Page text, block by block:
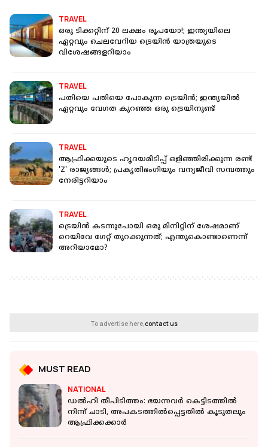
TRAVEL
ഒരു ടിക്കറ്റിന് 20 ലക്ഷം രൂപയോ!; ഇന്ത്യയിലെ
ഏറ്റവും ചെലവേറിയ ട്രെയിന്‍ യാത്രയുടെ
വിശേഷങ്ങളറിയാം
TRAVEL
പതിയെ പതിയെ പോകുന്ന ട്രെയിന്‍; ഇന്ത്യയില്‍
ഏറ്റവും വേഗത കുറഞ്ഞ ഒരു ട്രെയിനുണ്ട്
TRAVEL
ആഫ്രിക്കയുടെ ഹൃദയമിടിപ്പ് ഒളിഞ്ഞിരിക്കുന്ന രണ്ട്
'Z' രാജ്യങ്ങൾ; പ്രകൃതിഭംഗിയും വന്യജീവി സമ്പത്തും
നേരിട്ടറിയാം
TRAVEL
ട്രെയിൻ കടന്നുപോയി ഒരു മിനിറ്റിന് ശേഷമാണ്
റെയിവേ ഗേറ്റ് തുറക്കുന്നത്; എന്തുകൊണ്ടാണെന്ന്
അറിയാമോ?
To advertise here,contact us
MUST READ
NATIONAL
ഡല്‍ഹി തീപിടിത്തം: ഭയന്നവര്‍ കെട്ടിടത്തില്‍
നിന്ന് ചാടി, അപകടത്തില്‍പ്പെട്ടതില്‍ കൂടുതലും
ആഫ്രിക്കക്കാര്‍